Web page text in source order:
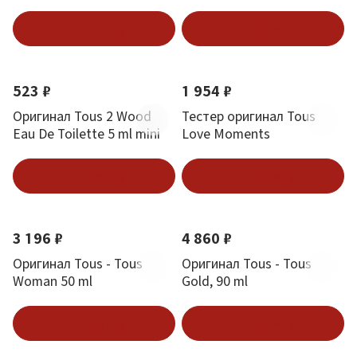
523 ₽
Оригинал Tous 2 Wood
Eau De Toilette 5 ml mini
1 954 ₽
Тестер оригинал Tous
Love Moments
3 196 ₽
Оригинал Tous - Tous
Woman 50 ml
4 860 ₽
Оригинал Tous - Tous
Gold, 90 ml